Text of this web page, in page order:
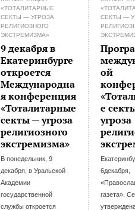
«ТОТАЛИТАРНЫЕ
СЕКТЫ — УГРОЗА
РЕЛИГИОЗНОГО
ЭКСТРЕМИЗМА»
9 декабря в
Екатеринбурге
откроется
Международна
я конференция
«Тоталитарные
секты — угроза
религиозного
экстремизма»
В понедельник, 9
декабря, в Уральской
Академии
государственной
службы откроется
СЕКТЫ —
ой
е
угроза
6декабря,
газета».